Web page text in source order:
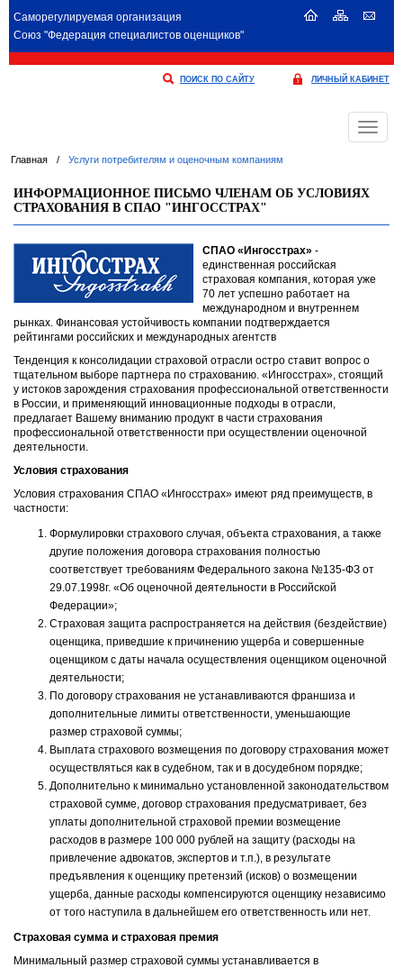
Саморегулируемая организация
Союз "Федерация специалистов оценщиков"
ПОИСК ПО САЙТУ ЛИЧНЫЙ КАБИНЕТ
Меню
Главная / Услуги потребителям и оценочным компаниям
ИНФОРМАЦИОННОЕ ПИСЬМО ЧЛЕНАМ ОБ УСЛОВИЯХ
СТРАХОВАНИЯ В СПАО "ИНГОССТРАХ"
СПАО «Ингосстрах» -
единственная российская
страховая компания, которая уже
70 лет успешно работает на
международном и внутреннем
рынках. Финансовая устойчивость компании подтверждается
рейтингами российских и международных агентств
Тенденция к консолидации страховой отрасли остро ставит вопрос о
тщательном выборе партнера по страхованию. «Ингосстрах», стоящий
у истоков зарождения страхования профессиональной ответственности
в России, и применяющий инновационные подходы в отрасли,
предлагает Вашему вниманию продукт в части страхования
профессиональной ответственности при осуществлении оценочной
деятельности.
Условия страхования
Условия страхования СПАО «Ингосстрах» имеют ряд преимуществ, в
частности:
Формулировки страхового случая, объекта страхования, а также
другие положения договора страхования полностью
соответствует требованиям Федерального закона №135-ФЗ от
29.07.1998г. «Об оценочной деятельности в Российской
Федерации»;
Страховая защита распространяется на действия (бездействие)
оценщика, приведшие к причинению ущерба и совершенные
оценщиком с даты начала осуществления оценщиком оценочной
деятельности;
По договору страхования не устанавливаются франшиза и
дополнительные лимиты ответственности, уменьшающие
размер страховой суммы;
Выплата страхового возмещения по договору страхования может
осуществляться как в судебном, так и в досудебном порядке;
Дополнительно к минимально установленной законодательством
страховой сумме, договор страхования предусматривает, без
уплаты дополнительной страховой премии возмещение
расходов в размере 100 000 рублей на защиту (расходы на
привлечение адвокатов, экспертов и т.п.), в результате
предъявления к оценщику претензий (исков) о возмещении
ущерба, данные расходы компенсируются оценщику независимо
от того наступила в дальнейшем его ответственность или нет.
Страховая сумма и страховая премия
Минимальный размер страховой суммы устанавливается в